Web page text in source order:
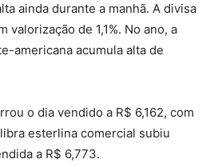
ainda durante a manhã. A divisa
valorização de 1,1%. No ano, a
americana acumula alta de
o dia vendido a R$ 6,162, com
esterlina comercial subiu
a R$ 6,773.